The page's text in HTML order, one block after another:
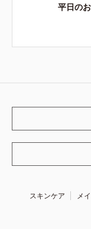
平日の
スキンケア メ